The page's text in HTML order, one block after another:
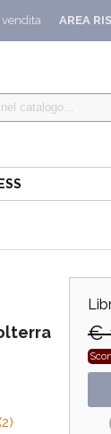
AREA
€